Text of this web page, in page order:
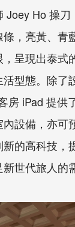
Joey Ho 操刀
，亮黃、青
呈現出泰式
型態。除了
房 iPad 提供
設備，亦可
的高科技，
世代旅人的